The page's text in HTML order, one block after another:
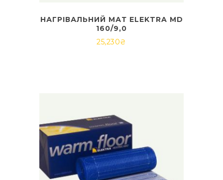
НАГРІВАЛЬНИЙ МАТ ELEKTRA MD
160/9,0
25,230₴